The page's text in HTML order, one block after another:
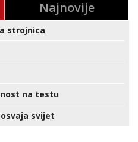
Najnovije
strojnica
na testu
svijet